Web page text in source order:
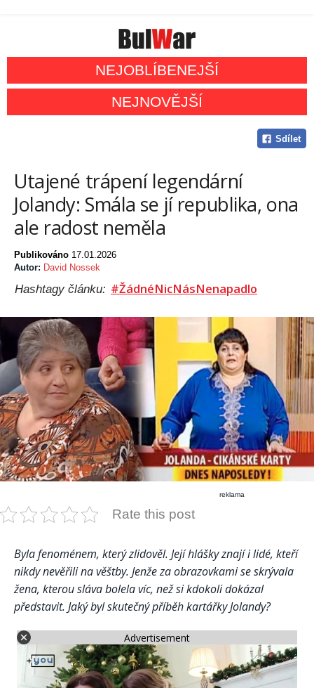
NEJOBLÍBENEJŠÍ
NEJNOVĚJŠÍ
Sdílet
Utajené trápení legendární
Jolandy: Smála se jí republika, ona
ale radost neměla
Publikováno 17.01.2026
Autor: David Nossek
Hashtagy článku: #ŽádnéNicNásNenapadlo
reklama
Rate this post
Byla fenoménem, který zlidověl. Její hlášky znají i lidé, kteří
nikdy nevěřili na věštby. Jenže za obrazovkami se skrývala
žena, kterou sláva bolela víc, než si kdokoli dokázal
představit. Jaký byl skutečný příběh kartářky Jolandy?
Advertisement